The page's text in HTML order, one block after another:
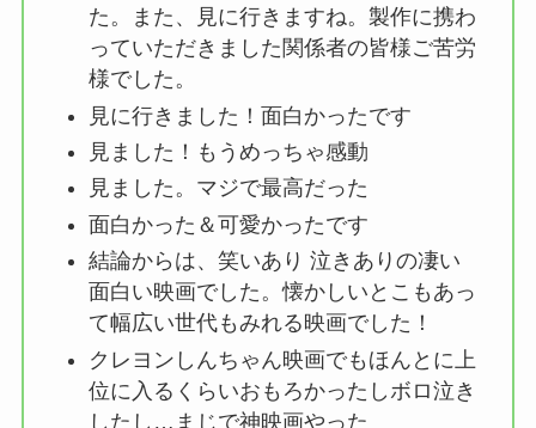
た。また、見に行きますね。製作に携わ
っていただきました関係者の皆様ご苦労
様でした。
見に行きました！面白かったです
見ました！もうめっちゃ感動
見ました。マジで最高だった
面白かった＆可愛かったです
結論からは、笑いあり 泣きありの凄い
面白い映画でした。懐かしいとこもあっ
て幅広い世代もみれる映画でした！
クレヨンしんちゃん映画でもほんとに上
位に入るくらいおもろかったしボロ泣き
したし…まじで神映画やった